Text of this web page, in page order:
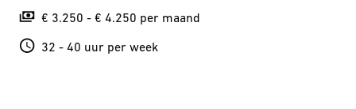
€ 3.250 - € 4.250 per maand
32 - 40 uur per week